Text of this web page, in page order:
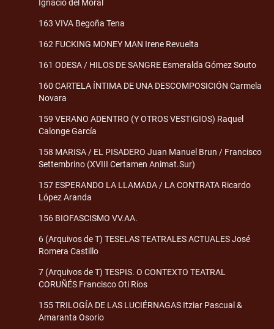
Ignacio del Moral
163 VIVA Begoña Tena
162 FUCKING MONEY MAN Irene Revuelta
161 ODESA / HILOS DE SANGRE Esmeralda Gómez Souto
160 CARTELA ÍNTIMA DE UNA DESCOMPOSICIÓN Carmela
Novara
159 VERANO ADENTRO (Y OTROS VESTIGIOS) Raquel
Calonge García
158 MARISA / EL PISADERO Juan Manuel Brun / Francisco
Settembrino (XVIII Certamen Animat.Sur)
157 ESPERANDO LA LLAMADA / LA CONTRATA Ricardo
López Aranda
156 BIOFASCISMO VV.AA.
6 (Arquivos de T) TESELAS TEATRALES ACTUALES José
Romera Castillo
7 (Arquivos de T) TESPIS. O CONTEXTO TEATRAL
CORUÑÉS Francisco Oti Ríos
155 TRILOGÍA DE LAS LUCIÉRNAGAS Itziar Pascual &
Amaranta Osorio